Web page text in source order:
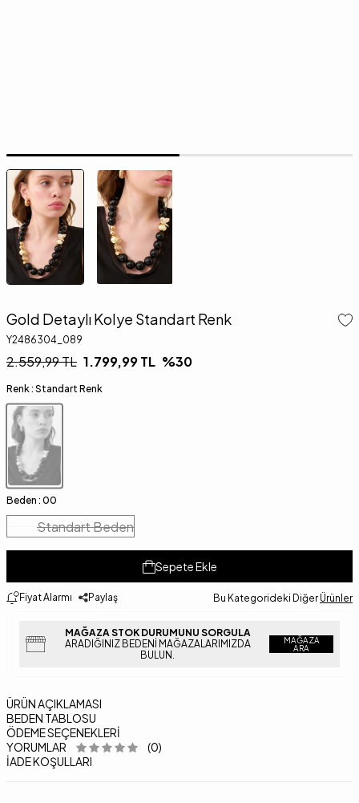
Gold Detaylı Kolye Standart Renk
Y2486304_089
2.559,99TL 1.799,99TL %30
Renk : Standart Renk
Beden : 00
Standart Beden
Sepete Ekle
Fiyat Alarmı Paylaş Bu Kategorideki Diğer Ürünler
MAĞAZA STOK DURUMUNU SORGULA
ARADIĞINIZ BEDENI MAĞAZALARIMIZDA
BULUN.
MAĞAZA
ARA
ÜRÜN AÇIKLAMASI
BEDEN TABLOSU
ÖDEME SEÇENEKLERI
YORUMLAR
(0)
İADE KOŞULLARI